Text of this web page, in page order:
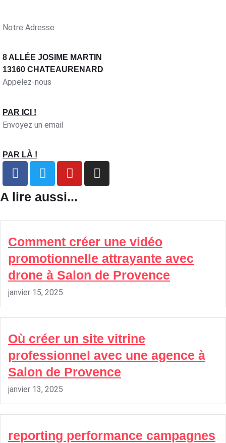
Notre Adresse
8 ALLÉE JOSIME MARTIN
13160 CHATEAURENARD
Appelez-nous
PAR ICI !
Envoyez un email
PAR LÀ !
A lire aussi...
Comment créer une vidéo
promotionnelle attrayante avec
drone à Salon de Provence
janvier 15, 2025
Où créer un site vitrine
professionnel avec une agence à
Salon de Provence
janvier 13, 2025
reporting performance campagnes